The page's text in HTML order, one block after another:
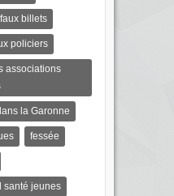
faux billets
policiers
associations
la Garonne
fessée
santé jeunes